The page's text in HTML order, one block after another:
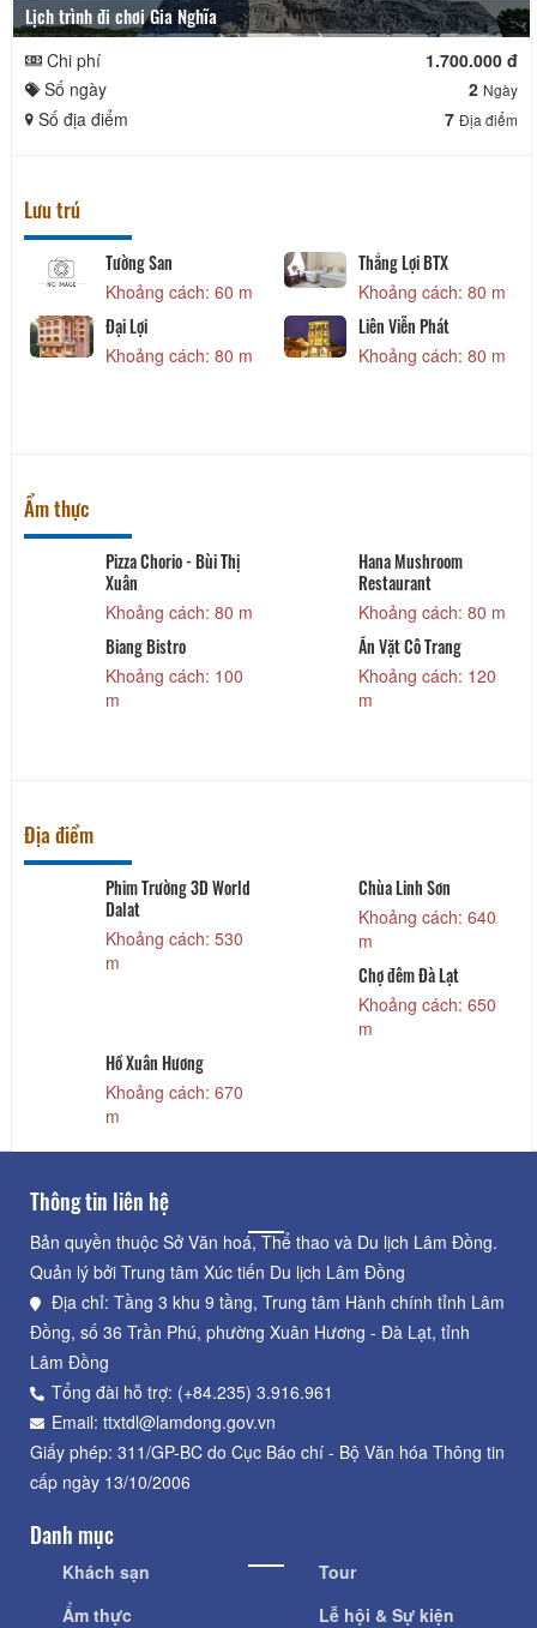
Lịch trình đi chơi Gia Nghĩa
Chi phí
1.700.000 đ
Số ngày
2 Ngày
Số địa điểm 7 Địa điểm
Lưu trú
Tường San
Khoảng cách: 60 m
Thắng Lợi BTX
Khoảng cách: 80 m
Đại Lợi
Khoảng cách: 80 m
Liên Viễn Phát
Khoảng cách: 80 m
Ẩm thực
Pizza Chorio - Bùi Thị
Xuân
Khoảng cách: 80 m
Hana Mushroom
Restaurant
Khoảng cách: 80 m
Biang Bistro
Khoảng cách: 100
m
Ăn Vặt Cô Trang
Khoảng cách: 120
m
Địa điểm
Phim Trường 3D World
Dalat
Khoảng cách: 530
m
Chùa Linh Sơn
Khoảng cách: 640
m
Chợ đêm Đà Lạt
Khoảng cách: 650
m
Hồ Xuân Hương
Khoảng cách: 670
m
Thông tin liên hệ
Bản quyền thuộc Sở Văn hoá, Thể thao và Du lịch Lâm Đồng.
Quản lý bởi Trung tâm Xúc tiến Du lịch Lâm Đồng
Địa chỉ: Tầng 3 khu 9 tầng, Trung tâm Hành chính tỉnh Lâm
Đồng, số 36 Trần Phú, phường Xuân Hương - Đà Lạt, tỉnh
Lâm Đồng
Tổng đài hỗ trợ: (+84.235) 3.916.961
Email: ttxtdl@lamdong.gov.vn
Giấy phép: 311/GP-BC do Cục Báo chí - Bộ Văn hóa Thông tin
cấp ngày 13/10/2006
Danh mục
Khách sạn
Ẩm thực
Tour
Lễ hội & Sự kiện